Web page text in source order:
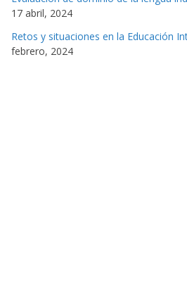
17 abril, 2024
Retos y situaciones en la Educación
febrero, 2024